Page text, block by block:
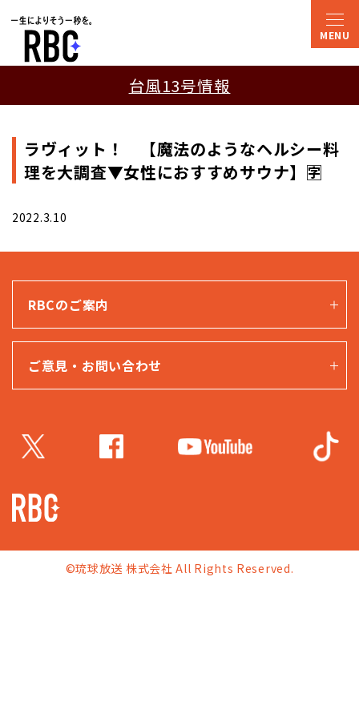
台風13号情報
ラヴィット！ 【魔法のようなヘルシー料
理を大調査▼女性におすすめサウナ】🈑
2022.3.10
RBCのご案内
ご意見・お問い合わせ
©琉球放送 株式会社 All Rights Reserved.